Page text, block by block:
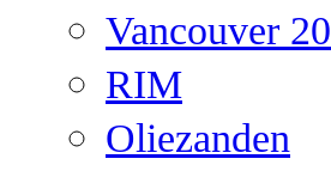
Vancouver
RIM
Oliezanden